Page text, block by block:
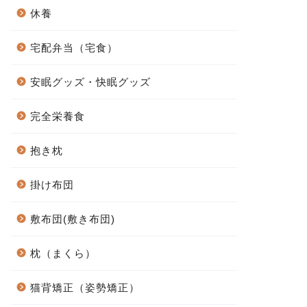
休養
宅配弁当（宅食）
安眠グッズ・快眠グッズ
完全栄養食
抱き枕
掛け布団
敷布団(敷き布団)
枕（まくら）
猫背矯正（姿勢矯正）